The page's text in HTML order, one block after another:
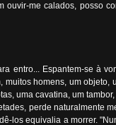
me calados, posso
entro... Espantem-se à
homens, um objeto,
uma cavatina, um
perde naturalmente
los equivalia a morrer.